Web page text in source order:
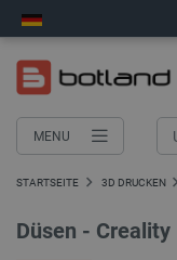
MENU
STARTSEITE 3D DRUCKEN
Düsen - Creality